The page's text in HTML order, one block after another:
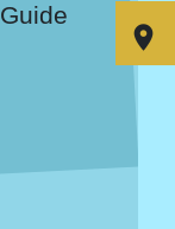
Guide
room